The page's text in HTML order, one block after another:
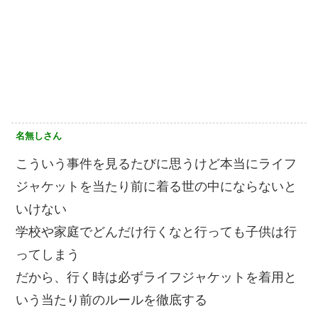
名無しさん
こういう事件を見るたびに思うけど本当にライフ
ジャケットを当たり前に着る世の中にならないと
いけない
学校や家庭でどんだけ行くなと行っても子供は行
ってしまう
だから、行く時は必ずライフジャケットを着用と
いう当たり前のルールを徹底する